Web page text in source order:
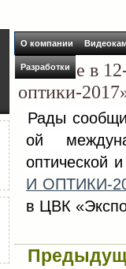
О компании
Разработки
Участие в
оптики-
Рады
ой
оптической
И ОПТИКИ-
в ЦВК